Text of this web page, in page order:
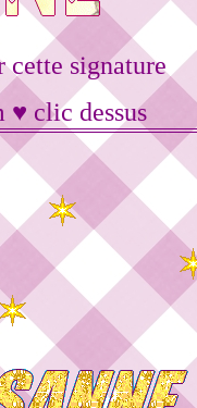
cette signature
♥ clic dessus